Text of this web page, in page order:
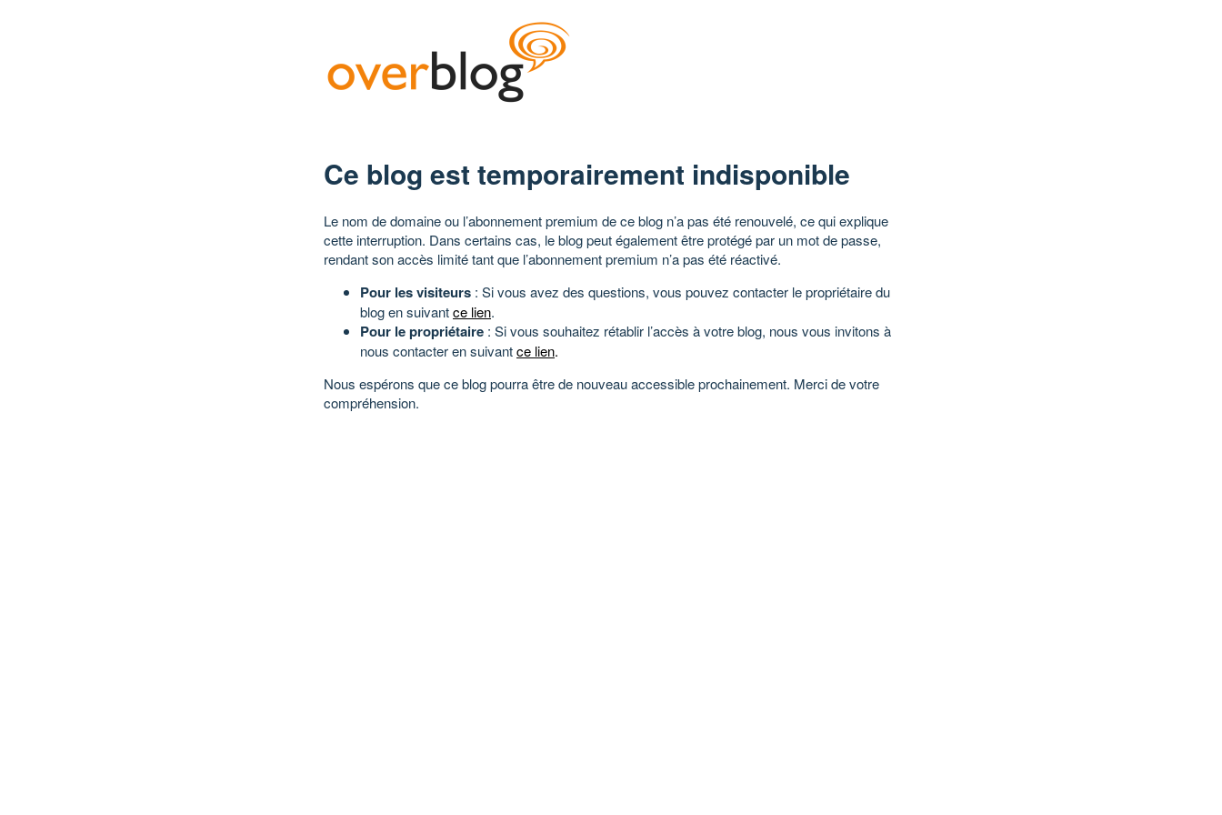
Ce blog est temporairement indisponible
Le nom de domaine ou l’abonnement premium de ce blog n’a pas été renouvelé, ce qui explique
cette interruption. Dans certains cas, le blog peut également être protégé par un mot de passe,
rendant son accès limité tant que l’abonnement premium n’a pas été réactivé.
Pour les visiteurs : Si vous avez des questions, vous pouvez contacter le propriétaire du
blog en suivantce lien.
Pour le propriétaire : Si vous souhaitez rétablir l’accès à votre blog, nous vous invitons à
nous contacter en suivantce lien.
Nous espérons que ce blog pourra être de nouveau accessible prochainement. Merci de votre
compréhension.